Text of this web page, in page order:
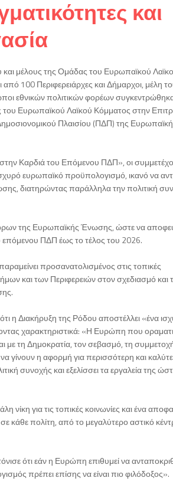
και
μέλους της Ομάδας του Ευρωπαϊκού
100 Περιφερειάρχες και Δήμαρχοι, μέλη
εθνικών πολιτικών φορέων
του Ευρωπαϊκού Λαϊκού Κόμματος στην
Πλαισίου (ΠΔΠ) της
Καρδιά του Επόμενου ΠΔΠ», οι
ευρωπαϊκό προϋπολογισμό, ικανό να
διατηρώντας παράλληλα την πολιτική
της Ευρωπαϊκής Ένωσης, ώστε να
επόμενου ΠΔΠ έως το τέλος του 2026.
προσανατολισμένος στις τοπικές
και των Περιφερειών στον σχεδιασμό και
η Διακήρυξη της Ρόδου αποστέλλει «ένα
χαρακτηριστικά: «Η Ευρώπη που
με τη Δημοκρατία, τον σεβασμό, τη
γίνουν η αφορμή για περισσότερη και
συνοχής και εξελίσσει τα εργαλεία της
για τις τοπικές κοινωνίες και ένα
κάθε πολίτη, από το μεγαλύτερο αστικό
ότι εάν η Ευρώπη επιθυμεί να
πρέπει επίσης να είναι πιο φιλόδοξος».